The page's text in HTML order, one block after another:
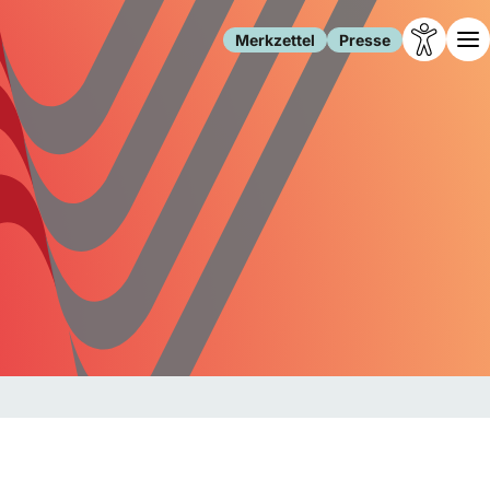
Merkzettel Presse
Leben
Familie
Freizeit
Gesundheit
Internet
Gesellschaft
Forschung
Migration
Polizei